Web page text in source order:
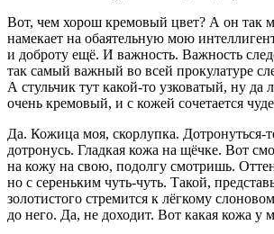
Вот, чем хорош кремовый цвет? А он так
намекает на обаятельную мою
и доброту ещё. И важность. Важность
так самый важный во всей прокулатуре
А стульчик тут какой-то узковатый, ну да
очень кремовый, и с кожей сочетается
Да. Кожица моя, скорлупка. Дотронуться-
дотронусь. Гладкая кожа на щёчке. Вот
на кожу на свою, подолгу смотришь.
но с сереньким чуть-чуть. Такой,
золотистого стремится к лёгкому
до него. Да, не доходит. Вот какая кожа у